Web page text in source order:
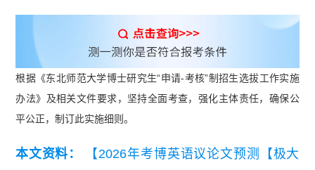
根据《东北师范大学博士研究生“申请-考核”制招生选拔工作实施
办法》及相关文件要求，坚持全面考查，强化主体责任，确保公
平公正，制订此实施细则。
本文资料：
【2026年考博英语议论文预测【极大